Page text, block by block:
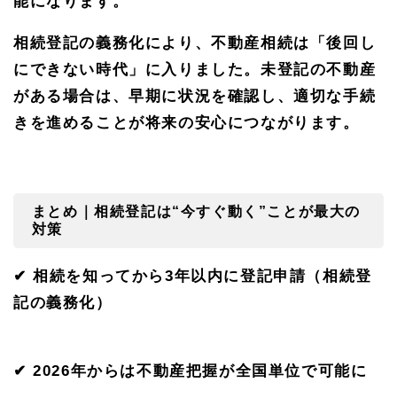
相続登記の義務化により、不動産相続は「後回し
にできない時代」に入りました。未登記の不動産
がある場合は、早期に状況を確認し、適切な手続
きを進めることが将来の安心につながります。
まとめ｜相続登記は“今すぐ動く ” ことが最大の
対策
✔ 相続を知ってから 3年以内に登記申請（相続登
記の義務化）
✔ 2026年からは不動産把握が全国単位で可能に